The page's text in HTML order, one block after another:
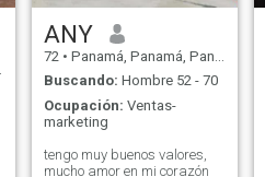
ANY
72 • Panamá, Panamá, Panamá
Buscando: Hombre 52 - 70
Ocupación: Ventas-
marketing
tengo muy buenos valores,
mucho amor en mi corazón